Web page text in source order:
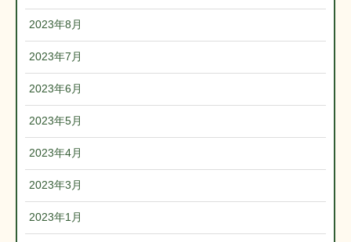
2023年8月
2023年7月
2023年6月
2023年5月
2023年4月
2023年3月
2023年1月